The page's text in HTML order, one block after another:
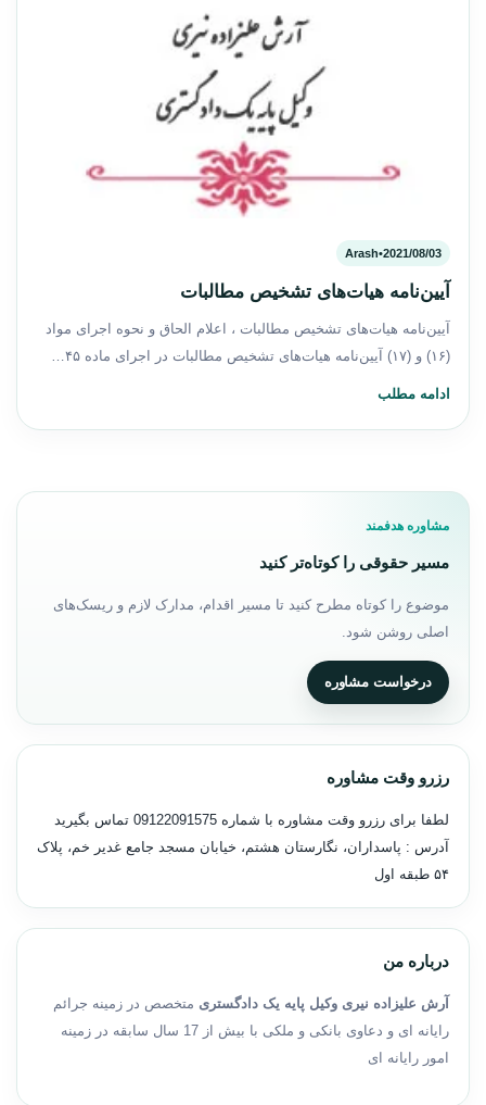
2021/08/03
•
Arash
آیین‌نامه هیات‌های تشخیص مطالبات
آیین‌نامه هیات‌های تشخیص مطالبات ، اعلام الحاق و نحوه اجرای مواد
(۱۶) و (۱۷) آیین‌نامه هیات‌های تشخیص مطالبات در اجرای ماده ۴۵…
ادامه مطلب
مشاوره هدفمند
مسیر حقوقی را کوتاه‌تر کنید
موضوع را کوتاه مطرح کنید تا مسیر اقدام، مدارک لازم و ریسک‌های
اصلی روشن شود.
درخواست مشاوره
رزرو وقت مشاوره
لطفا برای رزرو وقت مشاوره با شماره 09122091575 تماس بگیرید
آدرس : پاسداران، نگارستان هشتم، خیابان مسجد جامع غدیر خم، پلاک
۵۴ طبقه اول
درباره من
آرش علیزاده نیری وکیل پایه یک دادگستری متخصص در زمینه جرائم
رایانه ای و دعاوی بانکی و ملکی با بیش از 17 سال سابقه در زمینه
امور رایانه ای